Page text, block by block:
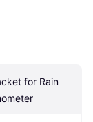
for Rain